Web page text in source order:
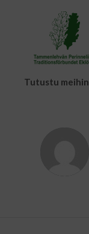
Tutustu meihin